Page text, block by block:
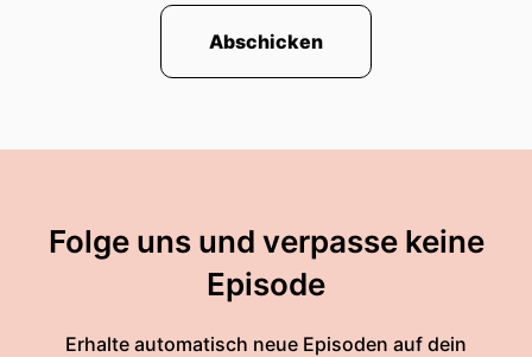
Abschicken
Folge uns und verpasse keine
Episode
Erhalte automatisch neue Episoden auf dein